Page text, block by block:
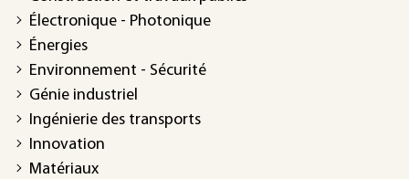
Électronique - Photonique
Énergies
Environnement - Sécurité
Génie industriel
Ingénierie des transports
Innovation
Matériaux